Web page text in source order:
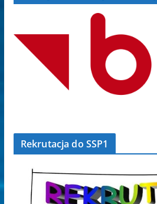
Rekrutacja do SSP1